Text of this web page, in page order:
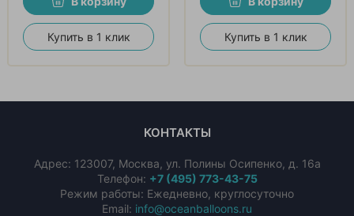
Купить в 1 клик Купить в 1 клик
КОНТАКТЫ
Адрес: 123007, Москва, ул. Полины Осипенко, д. 16а
Телефон: +7 (495) 773-43-75
Режим работы: Ежедневно, круглосуточно
Email: info@oceanballoons.ru